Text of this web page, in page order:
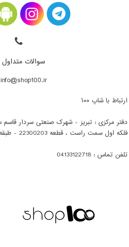
سوالات متداول
info@shop100.ir
ارتباط با شاپ ۱۰۰
فلکه اول سمت راست ، قطعه 22300203 - طبقه بالای همکف
تلفن تماس : 04133122718